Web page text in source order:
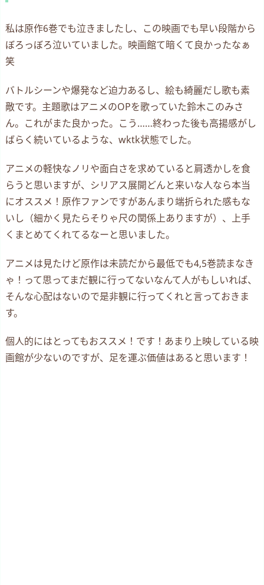
私は原作6巻でも泣きましたし、この映画でも早い段階から
ぼろっぼろ泣いていました。映画館て暗くて良かったなぁ
笑
バトルシーンや爆発など迫力あるし、絵も綺麗だし歌も素
敵です。主題歌はアニメのOPを歌っていた鈴木このみさ
ん。これがまた良かった。こう……終わった後も高揚感がし
ばらく続いているような、wktk状態でした。
アニメの軽快なノリや面白さを求めていると肩透かしを食
らうと思いますが、シリアス展開どんと来いな人なら本当
にオススメ！原作ファンですがあんまり端折られた感もな
いし（細かく見たらそりゃ尺の関係上ありますが）、上手
くまとめてくれてるなーと思いました。
アニメは見たけど原作は未読だから最低でも4,5巻読まなき
ゃ！って思ってまだ観に行ってないなんて人がもしいれば、
そんな心配はないので是非観に行ってくれと言っておきま
す。
個人的にはとってもおススメ！です！あまり上映している映
画館が少ないのですが、足を運ぶ価値はあると思います！